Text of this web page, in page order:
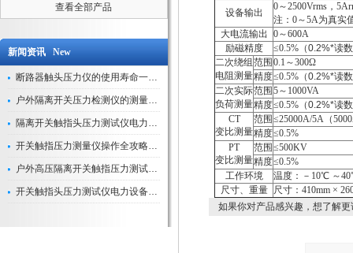
查看全部产品
新闻资讯 New
断路器触头压力仪的使用寿命一般是多久？
户外隔离开关压力检测仪的测量数据如何与GIS系统对接实现智能化运维？
隔离开关触指头压力测试仪电力系统安全运行的“定海神针”
开关触指压力测量仪操作全攻略：从准备到精准测量的实战指南
户外高压隔离开关触指压力测试仪的作用与价值
开关触指头压力测试仪电力设备安全的“隐形守护者”
设备输出
0～2500Vrms，
注：0～5A为真实
大电流输出
0～600A
励磁精度
≤0.5% （0.2%*读数
二次绕组
电阻测量
范围 0.1 ～300Ω
精度≤0.5% （0.2%*读数
二次实际
负荷测量
范围 5～1000VA
精度≤0.5% （0.2%*读数
CT
变比测量
范围 ≤25000A/5A（
精度≤0.5%
PT
变比测量
范围 ≤500KV
精度≤0.5%
工作环境
温度：－10℃ ～
尺寸、重量
尺寸：410mm ×
如果你对产品感兴趣，想了解